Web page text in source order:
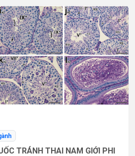
TRÁNH THAI NAM GIỚI PHI